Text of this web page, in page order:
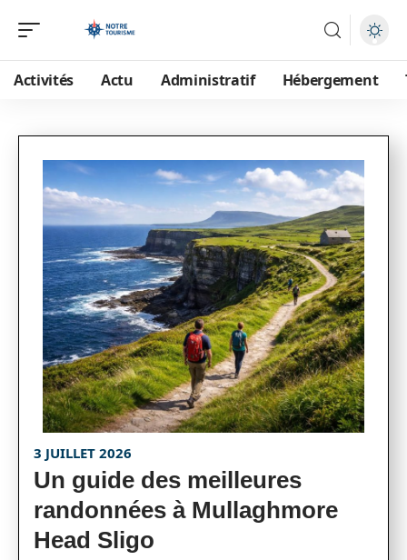
Activités Actu Administratif Hébergement
3 JUILLET 2026
Un guide des meilleures
randonnées à Mullaghmore
Head Sligo